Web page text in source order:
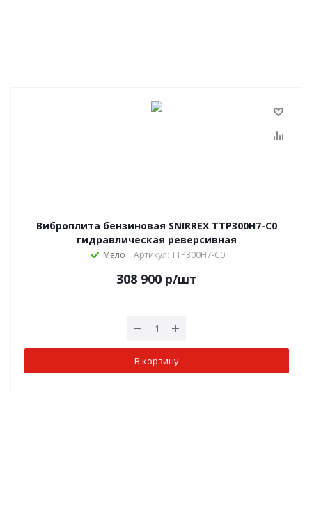
Виброплита бензиновая SNIRREX TTP300H7-C0
гидравлическая реверсивная
Мало Артикул: TTP300H7-C0
308 900 р/шт
В корзину